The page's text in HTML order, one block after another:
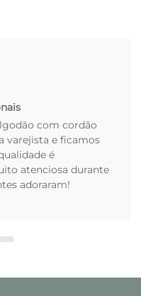
com cordão
varejista e ficamos
é
atenciosa durante
adoraram!